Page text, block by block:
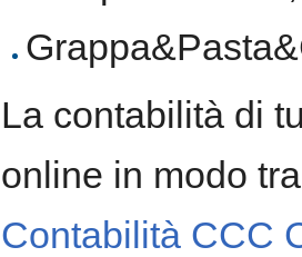
La contabilità di
online in modo
Contabilità CCC